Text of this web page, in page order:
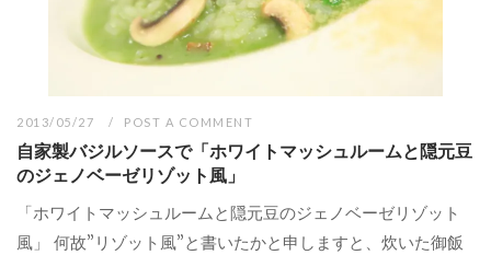
2013/05/27 POST A COMMENT
自家製バジルソースで「ホワイトマッシュルームと隠元豆
のジェノベーゼリゾット風」
「ホワイトマッシュルームと隠元豆のジェノベーゼリゾット
風」 何故”リゾット風”と書いたかと申しますと、炊いた御飯